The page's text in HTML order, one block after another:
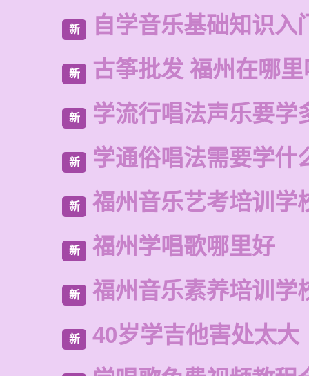
新 自学音乐基础知识入
新 古筝批发 福州在哪
新 学流行唱法声乐要学
新 学通俗唱法需要学什
新 福州音乐艺考培训学
新 福州学唱歌哪里好
新 福州音乐素养培训学
新 40岁学吉他害处太大